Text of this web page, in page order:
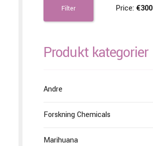
Filter Price: €300
Produkt kategorier
Andre
Forskning Chemicals
Marihuana